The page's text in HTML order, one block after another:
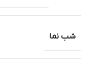
شب نما